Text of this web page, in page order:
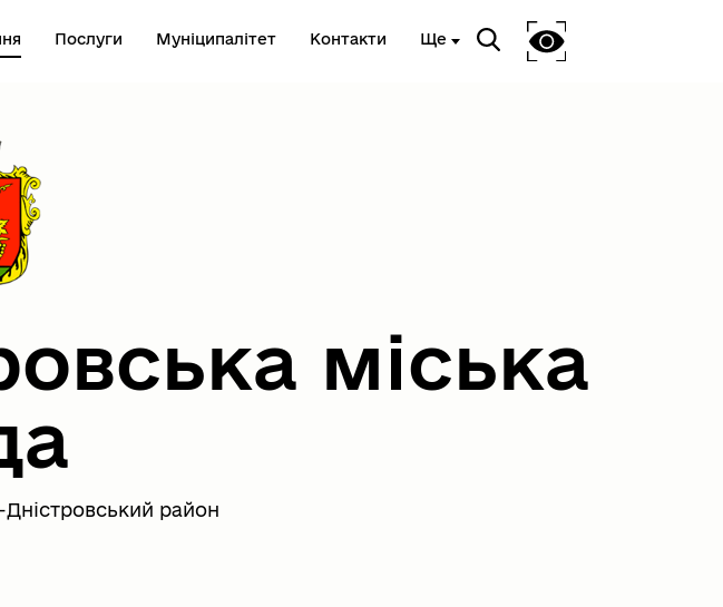
Послуги Муніципалітет Контакти Ще
Герої не вмирають
міська
район